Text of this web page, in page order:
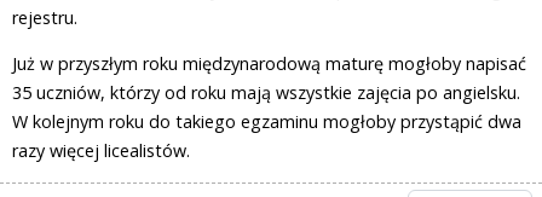
rejestru.
Już w przyszłym roku międzynarodową maturę mogłoby napisać
35 uczniów, którzy od roku mają wszystkie zajęcia po angielsku.
W kolejnym roku do takiego egzaminu mogłoby przystąpić dwa
razy więcej licealistów.